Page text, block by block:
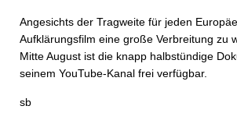
Angesichts der Tragweite für jeden
Aufklärungsfilm eine große Verbreitung zu
Mitte August ist die knapp halbstündige
seinem YouTube-Kanal frei verfügbar.
sb